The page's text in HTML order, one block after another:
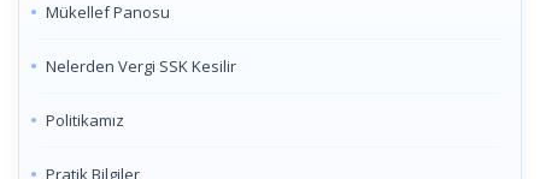
Mükellef Panosu
Nelerden Vergi SSK Kesilir
Politikamız
Pratik Bilgiler